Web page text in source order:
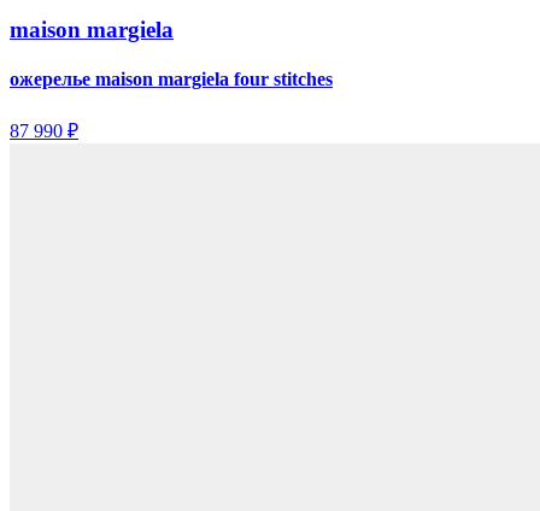
maison margiela
ожерелье maison margiela four stitches
87 990 ₽